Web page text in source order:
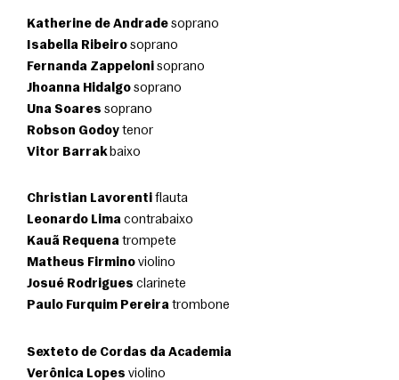
Katherine de Andrade soprano
Isabella Ribeiro soprano
Fernanda Zappeloni soprano
Jhoanna Hidalgo soprano
Una Soares soprano
Robson Godoy tenor
Vitor Barrak baixo
Christian Lavorenti flauta
Leonardo Lima contrabaixo
Kauã Requena trompete
Matheus Firmino violino
Josué Rodrigues clarinete
Paulo Furquim Pereira trombone
Sexteto de Cordas da Academia
Verônica Lopes violino